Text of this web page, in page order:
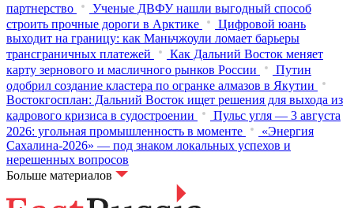
партнерство
Ученые ДВФУ нашли выгодный способ
строить прочные дороги в Арктике
Цифровой юань
выходит на границу: как Маньчжоули ломает барьеры
трансграничных платежей
Как Дальний Восток меняет
карту зернового и масличного рынков России
Путин
одобрил создание кластера по огранке алмазов в Якутии
Востокгосплан: Дальний Восток ищет решения для выхода из
кадрового кризиса в судостроении
Пульс угля — 3 августа
2026: угольная промышленность в моменте
«Энергия
Сахалина-2026» — под знаком локальных успехов и
нерешенных вопросов
Больше материалов